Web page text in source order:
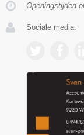
Openingstijden
Sociale media: